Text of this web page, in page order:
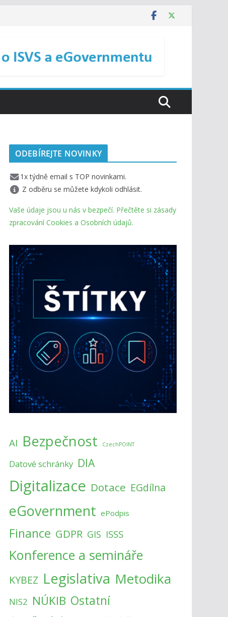
ODEBÍREJTE NOVINKY
1x týdně email s TOP novinkami.
Z odběru se můžete kdykoli odhlásit.
Vaše údaje jsou u nás v bezpečí. Přečtěte si zásady
zpracování Cookies a Osobních údajů.
AI Bezpečnost CzechPOINT
Datové schránky DIA
Digitalizace Dotace EGdílna
eGovernment ePodpis
Finance GDPR GIS ISSS
Konference a semináře
KYBEZ Legislativa Metodika
NIS2 NÚKIB Ostatní